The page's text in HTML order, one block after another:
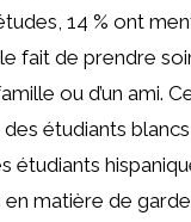
14 % ont
fait de prendre
ou d’un ami.
étudiants
étudiants
matière de garde